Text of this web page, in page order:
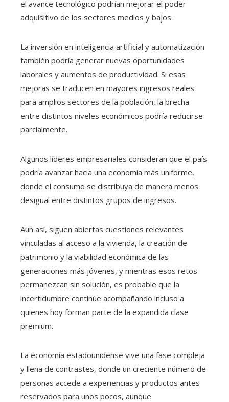
el avance tecnológico podrían mejorar el poder
adquisitivo de los sectores medios y bajos.
La inversión en inteligencia artificial y automatización
también podría generar nuevas oportunidades
laborales y aumentos de productividad. Si esas
mejoras se traducen en mayores ingresos reales
para amplios sectores de la población, la brecha
entre distintos niveles económicos podría reducirse
parcialmente.
Algunos líderes empresariales consideran que el país
podría avanzar hacia una economía más uniforme,
donde el consumo se distribuya de manera menos
desigual entre distintos grupos de ingresos.
Aun así, siguen abiertas cuestiones relevantes
vinculadas al acceso a la vivienda, la creación de
patrimonio y la viabilidad económica de las
generaciones más jóvenes, y mientras esos retos
permanezcan sin solución, es probable que la
incertidumbre continúe acompañando incluso a
quienes hoy forman parte de la expandida clase
premium.
La economía estadounidense vive una fase compleja
y llena de contrastes, donde un creciente número de
personas accede a experiencias y productos antes
reservados para unos pocos, aunque